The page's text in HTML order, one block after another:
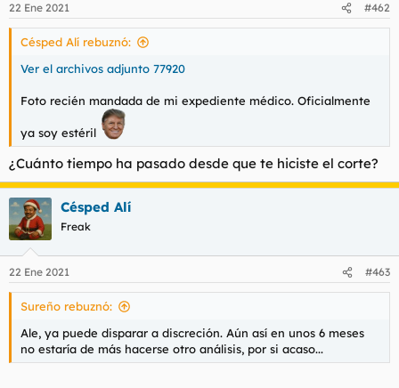
e
s
22 Ene 2021 #462
Césped Alí rebuznó:
Ver el archivos adjunto 77920
Foto recién mandada de mi expediente médico. Oficialmente
ya soy estéril
¿Cuánto tiempo ha pasado desde que te hiciste el corte?
Césped Alí
Freak
22 Ene 2021 #463
Sureño rebuznó:
Ale, ya puede disparar a discreción. Aún así en unos 6 meses
no estaría de más hacerse otro análisis, por si acaso...